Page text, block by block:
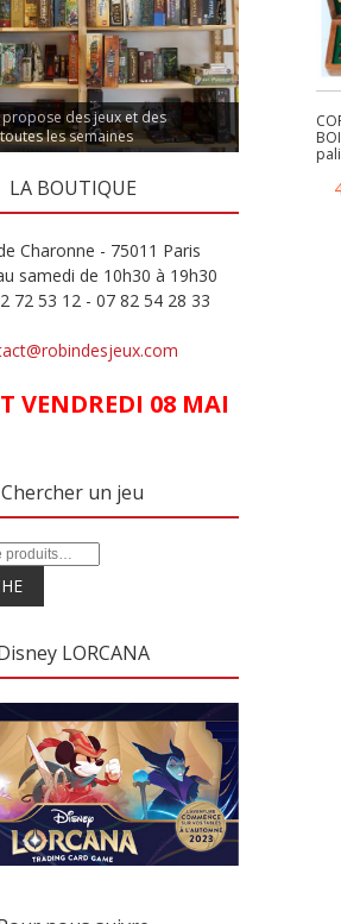
des jeux et des
les semaines
LA BOUTIQUE
Charonne - 75011 Paris
samedi de 10h30 à 19h30
72 53 12 - 07 82 54 28 33
VENDREDI 08 MAI
Chercher un jeu
LORCANA